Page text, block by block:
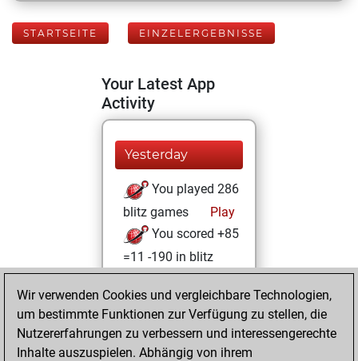
STARTSEITE EINZELERGEBNISSE
Your Latest App
Activity
Yesterday
You played 286
blitz games
Play
You scored +85
=11 -190 in blitz
You played 111
slow games
You scored +36
=8 -67 in slow games
Wir verwenden Cookies und vergleichbare Technologien,
um bestimmte Funktionen zur Verfügung zu stellen, die
Nutzererfahrungen zu verbessern und interessengerechte
Inhalte auszuspielen. Abhängig von ihrem